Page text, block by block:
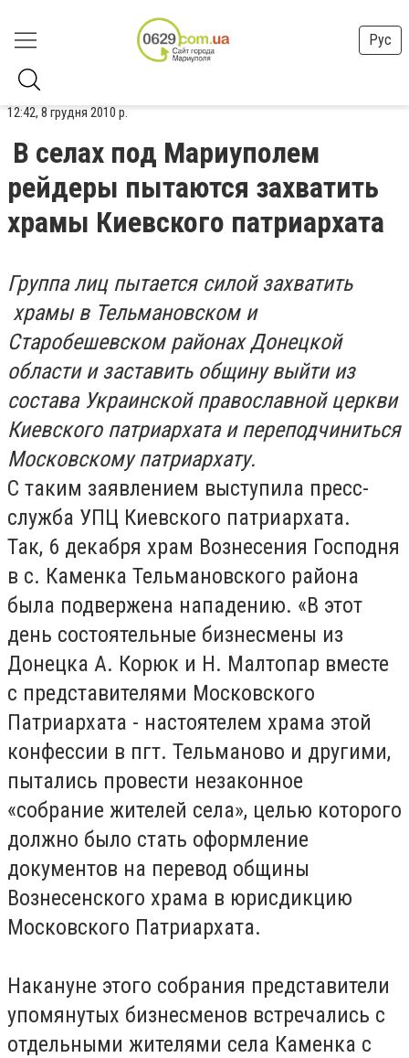
Рус
12:42, 8 грудня 2010 р.
В селах под Мариуполем
рейдеры пытаются захватить
храмы Киевского патриархата
Группа лиц пытается силой захватить
храмы в Тельмановском и
Старобешевском районах Донецкой
области и заставить общину выйти из
состава Украинской православной церкви
Киевского патриархата и переподчиниться
Московскому патриархату.
С таким заявлением выступила пресс-
служба УПЦ Киевского патриархата.
Так, 6 декабря храм Вознесения Господня
в с. Каменка Тельмановского района
была подвержена нападению. «В этот
день состоятельные бизнесмены из
Донецка А. Корюк и Н. Малтопар вместе
с представителями Московского
Патриархата - настоятелем храма этой
конфессии в пгт. Тельманово и другими,
пытались провести незаконное
«собрание жителей села», целью которого
должно было стать оформление
документов на перевод общины
Вознесенского храма в юрисдикцию
Московского Патриархата.
Накануне этого собрания представители
упомянутых бизнесменов встречались с
отдельными жителями села Каменка с